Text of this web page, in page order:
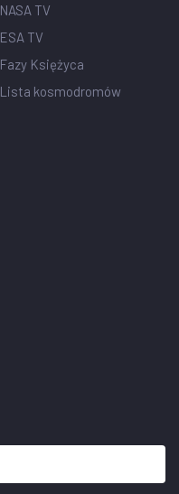
NASA TV
ESA TV
Fazy Księżyca
Lista kosmodromów